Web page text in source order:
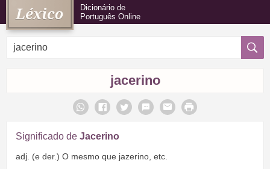
Dicionário de
Português Online
jacerino
Significado de Jacerino
adj. (e der.) O mesmo que jazerino, etc.